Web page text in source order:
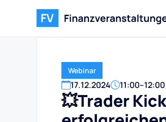
Webinar
17.12.2024 11:00–12:00
💥Trader